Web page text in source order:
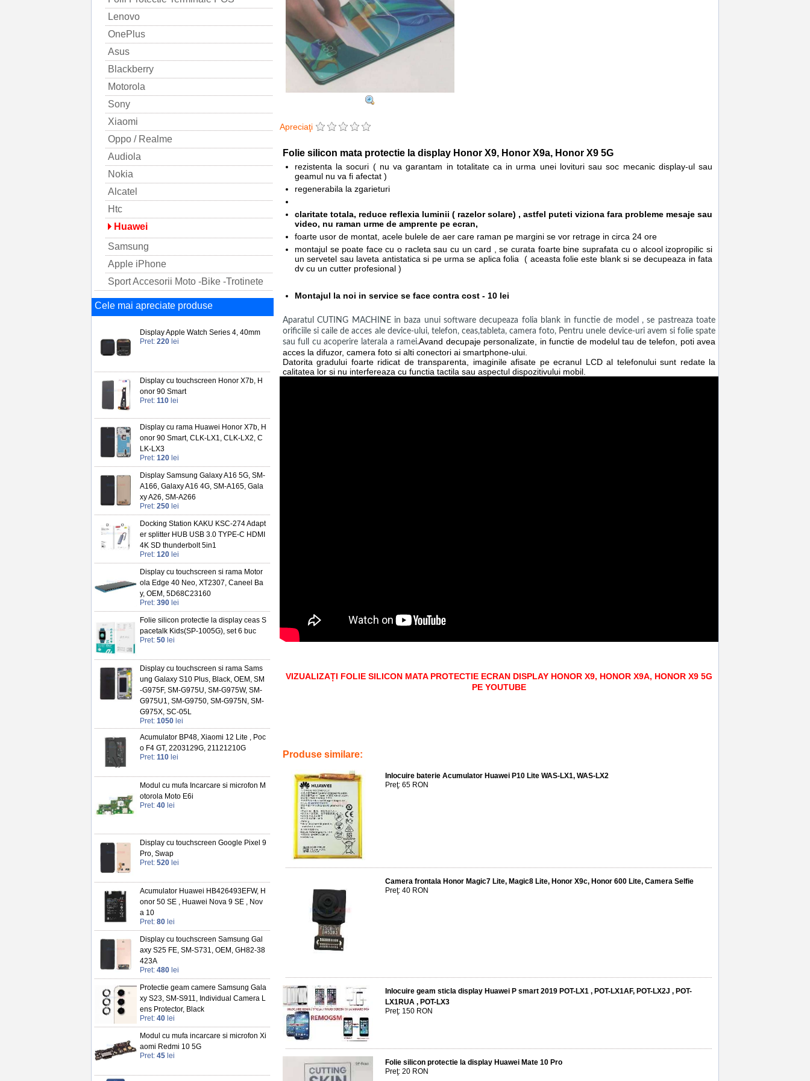
Lenovo
OnePlus
Asus
Blackberry
Motorola
Sony
Xiaomi
Oppo / Realme
Audiola
Nokia
Alcatel
Htc
Huawei
Samsung
Apple iPhone
Sport Accesorii Moto -Bike -Trotinete
Cele mai apreciate produse
Display Apple Watch Series 4, 40mm
Pret: 220 lei
Display cu touchscreen Honor X7b, H
onor 90 Smart
Pret: 110 lei
Display cu rama Huawei Honor X7b, H
onor 90 Smart, CLK-LX1, CLK-LX2, C
LK-LX3
Pret: 120 lei
Display Samsung Galaxy A16 5G, SM-
A166, Galaxy A16 4G, SM-A165, Gala
xy A26, SM-A266
Pret: 250 lei
Docking Station KAKU KSC-274 Adapt
er splitter HUB USB 3.0 TYPE-C HDMI
4K SD thunderbolt 5in1
Pret: 120 lei
Display cu touchscreen si rama Motor
ola Edge 40 Neo, XT2307, Caneel Ba
y, OEM, 5D68C23160
Pret: 390 lei
Folie silicon protectie la display ceas S
pacetalk Kids(SP-1005G), set 6 buc
Pret: 50 lei
Display cu touchscreen si rama Sams
ung Galaxy S10 Plus, Black, OEM, SM
-G975F, SM-G975U, SM-G975W, SM-
G975U1, SM-G9750, SM-G975N, SM-
G975X, SC-05L
Pret: 1050 lei
Acumulator BP48, Xiaomi 12 Lite , Poc
o F4 GT, 2203129G, 21121210G
Pret: 110 lei
Modul cu mufa Incarcare si microfon M
otorola Moto E6i
Pret: 40 lei
Display cu touchscreen Google Pixel 9
Pro, Swap
Pret: 520 lei
Acumulator Huawei HB426493EFW, H
onor 50 SE , Huawei Nova 9 SE , Nov
a 10
Pret: 80 lei
Display cu touchscreen Samsung Gal
axy S25 FE, SM-S731, OEM, GH82-38
423A
Pret: 480 lei
Protectie geam camere Samsung Gala
xy S23, SM-S911, Individual Camera L
ens Protector, Black
Pret: 40 lei
Modul cu mufa incarcare si microfon Xi
aomi Redmi 10 5G
Pret: 45 lei
Apreciaţi
Folie silicon mata protectie la display Honor X9, Honor X9a, Honor X9 5G
rezistenta la socuri ( nu va garantam in totalitate ca in urma unei lovituri sau soc mecanic display-ul sau
geamul nu va fi afectat )
regenerabila la zgarieturi
claritate totala, reduce reflexia luminii ( razelor solare) , astfel puteti viziona fara probleme mesaje sau
video, nu raman urme de amprente pe ecran,
foarte usor de montat, acele bulele de aer care raman pe margini se vor retrage in circa 24 ore
montajul se poate face cu o racleta sau cu un card , se curata foarte bine suprafata cu o alcool izopropilic si
un servetel sau laveta antistatica si pe urma se aplica folia ( aceasta folie este blank si se decupeaza in fata
dv cu un cutter profesional )
Montajul la noi in service se face contra cost - 10 lei
Aparatul CUTING MACHINE in baza unui software decupeaza folia blank in functie de model , se pastreaza toate
orificiile si caile de acces ale device-ului, telefon, ceas,tableta, camera foto, Pentru unele device-uri avem si folie spate
sau full cu acoperire laterala a ramei.Avand decupaje personalizate, in functie de modelul tau de telefon, poti avea
acces la difuzor, camera foto si alti conectori ai smartphone-ului.
Datorita gradului foarte ridicat de transparenta, imaginile afisate pe ecranul LCD al telefonului sunt redate la
calitatea lor si nu interfereaza cu functia tactila sau aspectul dispozitivului mobil.
VIZUALIZAȚI FOLIE SILICON MATA PROTECTIE ECRAN DISPLAY HONOR X9, HONOR X9A, HONOR X9 5G
PE YOUTUBE
Produse similare:
Inlocuire baterie Acumulator Huawei P10 Lite WAS-LX1, WAS-LX2
Preţ: 65 RON
Camera frontala Honor Magic7 Lite, Magic8 Lite, Honor X9c, Honor 600 Lite, Camera Selfie
Preţ: 40 RON
Inlocuire geam sticla display Huawei P smart 2019 POT-LX1 , POT-LX1AF, POT-LX2J , POT-
LX1RUA , POT-LX3
Preţ: 150 RON
Folie silicon protectie la display Huawei Mate 10 Pro
Preţ: 20 RON